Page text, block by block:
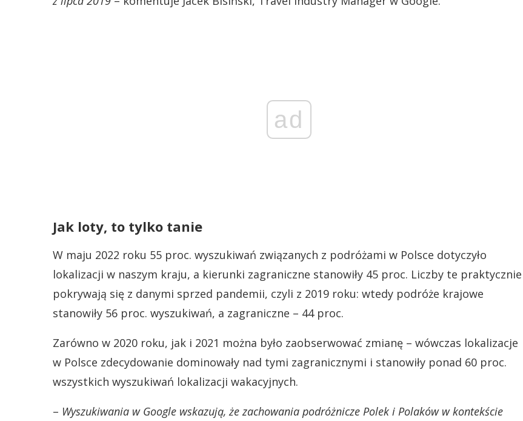
ad
Jak loty, to tylko tanie
W maju 2022 roku 55 proc. wyszukiwań związanych z podróżami w Polsce dotyczyło
lokalizacji w naszym kraju, a kierunki zagraniczne stanowiły 45 proc. Liczby te praktycznie
pokrywają się z danymi sprzed pandemii, czyli z 2019 roku: wtedy podróże krajowe
stanowiły 56 proc. wyszukiwań, a zagraniczne – 44 proc.
Zarówno w 2020 roku, jak i 2021 można było zaobserwować zmianę – wówczas lokalizacje
w Polsce zdecydowanie dominowały nad tymi zagranicznymi i stanowiły ponad 60 proc.
wszystkich wyszukiwań lokalizacji wakacyjnych.
– Wyszukiwania w Google wskazują, że zachowania podróżnicze Polek i Polaków w kontekście